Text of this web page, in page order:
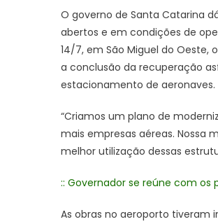
O governo de Santa Catarina
abertos e em condições de
14/7, em São Miguel do Oeste,
a conclusão da recuperação
estacionamento de aeronaves.
“Criamos um plano de
mais empresas aéreas. Nossa
melhor utilização dessas
:: Governador se reúne com
As obras no aeroporto tiveram